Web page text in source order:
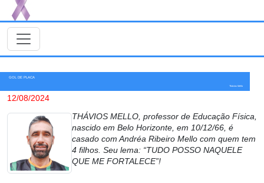
GOL DE PLACA
Thávios Mello
12/08/2024
THÁVIOS MELLO, professor de Educação Física,
nascido em Belo Horizonte, em 10/12/66, é
casado com Andréa Ribeiro Mello com quem tem
4 filhos. Seu lema: “TUDO POSSO NAQUELE
QUE ME FORTALECE”!